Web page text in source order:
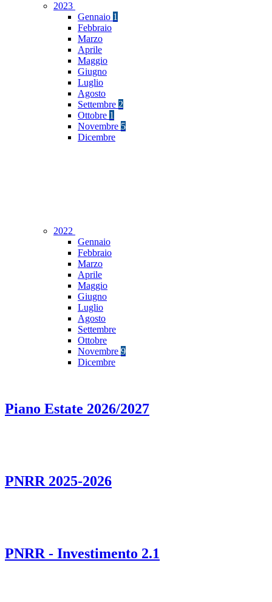
2023
Gennaio 1
Febbraio
Marzo
Aprile
Maggio
Giugno
Luglio
Agosto
Settembre 2
Ottobre 1
Novembre 5
Dicembre
2022
Gennaio
Febbraio
Marzo
Aprile
Maggio
Giugno
Luglio
Agosto
Settembre
Ottobre
Novembre 9
Dicembre
Piano Estate 2026/2027
PNRR 2025-2026
PNRR - Investimento 2.1